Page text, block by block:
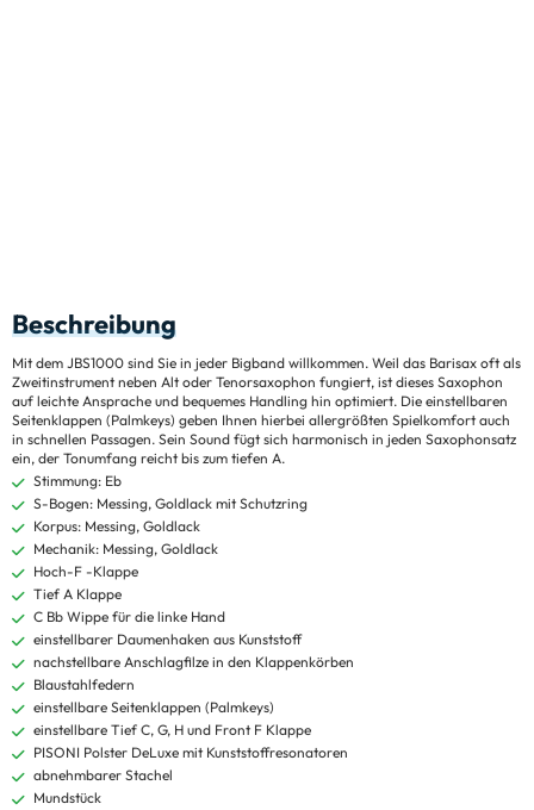
Beschreibung
Mit dem JBS1000 sind Sie in jeder Bigband willkommen. Weil das Barisax oft als
Zweitinstrument neben Alt oder Tenorsaxophon fungiert, ist dieses Saxophon
auf leichte Ansprache und bequemes Handling hin optimiert. Die einstellbaren
Seitenklappen (Palmkeys) geben Ihnen hierbei allergrößten Spielkomfort auch
in schnellen Passagen. Sein Sound fügt sich harmonisch in jeden Saxophonsatz
ein, der Tonumfang reicht bis zum tiefen A.
Stimmung: Eb
S-Bogen: Messing, Goldlack mit Schutzring
Korpus: Messing, Goldlack
Mechanik: Messing, Goldlack
Hoch-F -Klappe
Tief A Klappe
C Bb Wippe für die linke Hand
einstellbarer Daumenhaken aus Kunststoff
nachstellbare Anschlagfilze in den Klappenkörben
Blaustahlfedern
einstellbare Seitenklappen (Palmkeys)
einstellbare Tief C, G, H und Front F Klappe
PISONI Polster DeLuxe mit Kunststoffresonatoren
abnehmbarer Stachel
Mundstück